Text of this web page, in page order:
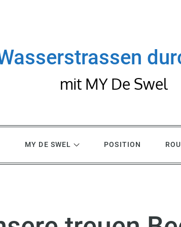
mit MY De Swel
MY DE SWEL POSITION